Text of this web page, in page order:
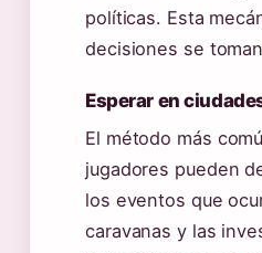
políticas. Esta
decisiones se
Esperar en
El método más
jugadores pueden
los eventos que
caravanas y las